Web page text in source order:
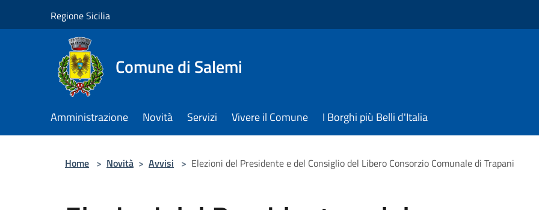
Regione Sicilia
Comune di Salemi
Amministrazione Novità Servizi Vivere il Comune I Borghi più Belli d'Italia
Home > Novità > Avvisi > Elezioni del Presidente e del Consiglio del Libero Consorzio Comunale di Trapani